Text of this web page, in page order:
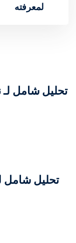
لمعرفته
تحليل شامل لـ
تحليل شامل